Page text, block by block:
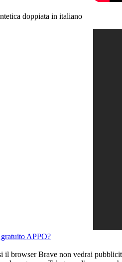
doppiata in italiano
APPO?
il browser Brave non vedrai